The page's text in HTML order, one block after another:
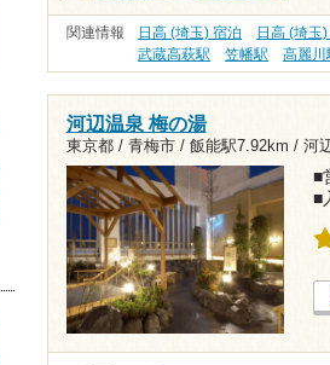
関連情報 日高 (埼玉) 宿泊 日高 (埼玉
武蔵高萩駅
笠幡駅 高麗川
河辺温泉 梅の湯
東京都 / 青梅市 / 飯能駅7.92km / 河
■
■